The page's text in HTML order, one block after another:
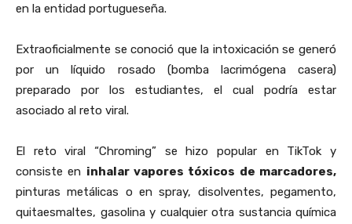
en la entidad portugueseña.
Extraoficialmente se conoció que la intoxicación se generó
por un líquido rosado (bomba lacrimógena casera)
preparado por los estudiantes, el cual podría estar
asociado al reto viral.
El reto viral “Chroming” se hizo popular en TikTok y
consiste en inhalar vapores tóxicos de marcadores,
pinturas metálicas o en spray, disolventes, pegamento,
quitaesmaltes, gasolina y cualquier otra sustancia química